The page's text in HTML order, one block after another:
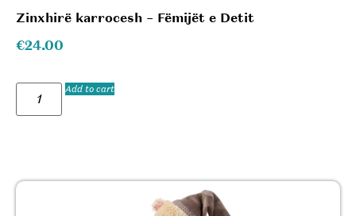
Zinxhirë karrocesh – Fëmijët e Detit
€24.00
Add to cart